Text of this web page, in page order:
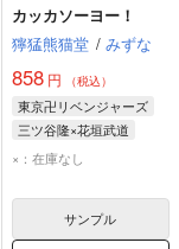
カッカソーヨー！
獰猛熊猫堂 / みずな
858円 （税込）
東京卍リベンジャーズ
三ツ谷隆×花垣武道
三ツ谷隆
×：在庫なし
サンプル